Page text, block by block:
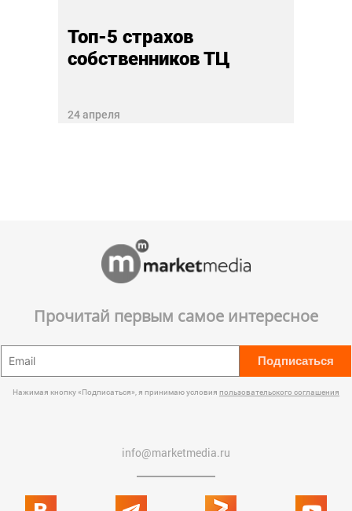
Топ-5 страхов
собственников ТЦ
24 апреля
Прочитай первым самое интересное
Подписаться
Нажимая кнопку «Подписаться», я принимаю условия пользовательского соглашения
info@marketmedia.ru